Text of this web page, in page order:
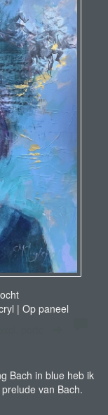
| Op paneel
Bach in blue heb ik
van Bach.